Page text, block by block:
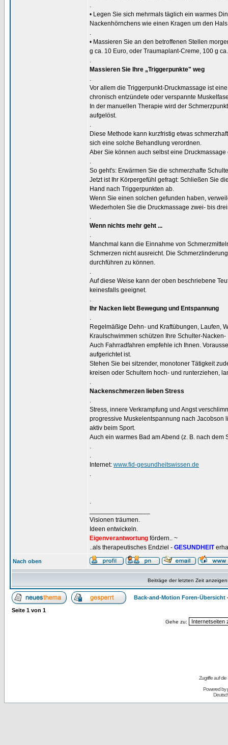
.
• Legen Sie sich mehrmals täglich ein warmes
Nackenhörnchens wie einen Kragen um den
.
• Massieren Sie an den betroffenen Stellen
g ca. 10 Euro, oder Traumaplant-Creme, 100 g
.
Massieren Sie Ihre „Triggerpunkte" weg
.
Vor allem die Triggerpunkt-Druckmassage ist
chronisch entzündete oder verspannte
In der manuellen Therapie wird der
aufgelöst.
.
Diese Methode kann kurzfristig etwas
sich eine solche Behandlung verordnen.
Aber Sie können auch selbst eine Druckmassage
.
So geht's: Erwärmen Sie die schmerzhafte
Jetzt ist Ihr Körpergefühl gefragt: Schließen Sie
Hand nach Triggerpunkten ab.
Wenn Sie einen solchen gefunden haben,
Wiederholen Sie die Druckmassage zwei- bis
.
Wenn nichts mehr geht ...
.
Manchmal kann die Einnahme von
Schmerzen nicht ausreicht. Die
durchführen zu können.
.
Auf diese Weise kann der oben beschriebene
keinesfalls geeignet.
.
Ihr Nacken liebt Bewegung und Entspannung
.
Regelmäßige Dehn- und Kraftübungen, Laufen,
Kraulschwimmen schützen Ihre Schulter-
Auch Fahrradfahren empfehle ich Ihnen.
aufgerichtet ist.
Stehen Sie bei sitzender, monotoner Tätigkeit
kreisen oder Schultern hoch- und runterziehen,
.
Nackenschmerzen lieben Stress
.
Stress, innere Verkrampfung und Angst
progressive Muskelentspannung nach
aktiv beim Sport.
Auch ein warmes Bad am Abend (z. B. nach
.
.
Internet: www.fid-gesundheitswissen.de
.
.
Visionen träumen.
Ideen entwickeln.
Eigenverantwortung fördern.. ~
..als therapeutisches Endziel - GESUNDHEIT
Nach oben
Beiträge der letzten Zeit
Back-and-Motion Foren-Übersicht
Seite 1 von 1
Gehe zu:
Zugriffe auf
Powered by